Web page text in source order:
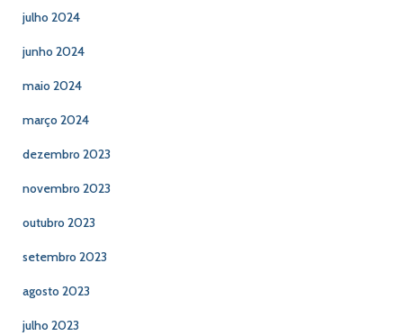
julho 2024
junho 2024
maio 2024
março 2024
dezembro 2023
novembro 2023
outubro 2023
setembro 2023
agosto 2023
julho 2023